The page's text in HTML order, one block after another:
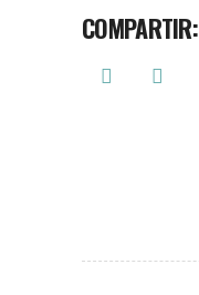
COMPARTIR: